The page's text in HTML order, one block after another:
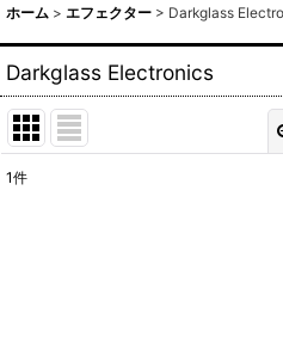
ホーム > エフェクター > Darkglass
Darkglass Electronics
1件